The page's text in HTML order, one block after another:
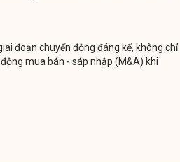
đoạn chuyển động đáng kể, không chỉ
mua bán - sáp nhập (M&A) khi